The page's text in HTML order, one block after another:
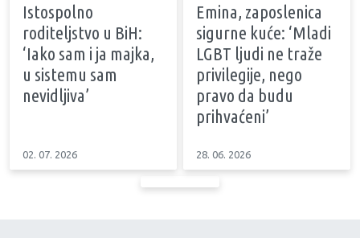
Istospolno
roditeljstvo u BiH:
‘Iako sam i ja majka,
u sistemu sam
nevidljiva’
02. 07. 2026
Emina, zaposlenica
sigurne kuće: ‘Mladi
LGBT ljudi ne traže
privilegije, nego
pravo da budu
prihvaćeni’
28. 06. 2026